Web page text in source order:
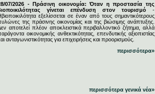
07/2026 - Πράσινη οικονομία: Όταν η προστασία της
γίνεται επένδυση στον τουρισμό -
εξελίσσεται σε έναν από τους σημαντικότερους
της πράσινης οικονομίας και της βιώσιμης ανάπτυξης.
αποτελεί πλέον αποκλειστικά περιβαλλοντικό ζήτημα, αλλά
οικονομικής ανθεκτικότητας, επενδυτικής αξιοπιστίας
ανταγωνιστικότητας για επιχειρήσεις και προορισμούς.
περισσότερα»
περισσότερα γενικά νέα»